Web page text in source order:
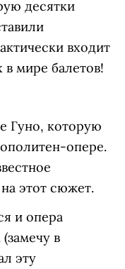
десятки
входит
мире балетов!
Гуно, которую
опере.
этот сюжет.
и опера
в
эту